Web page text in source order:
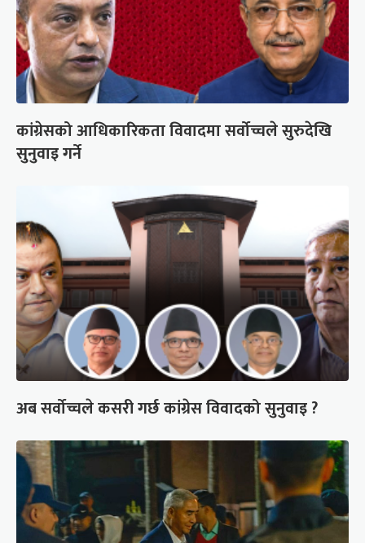
कांग्रेसको आधिकारिकता विवादमा सर्वोच्चले सुरुदेखि
सुनुवाइ गर्ने
अब सर्वोच्चले कसरी गर्छ कांग्रेस विवादको सुनुवाइ ?